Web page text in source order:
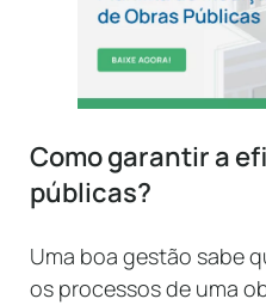
Como garantir a
públicas?
Uma boa gestão sabe
os processos de uma